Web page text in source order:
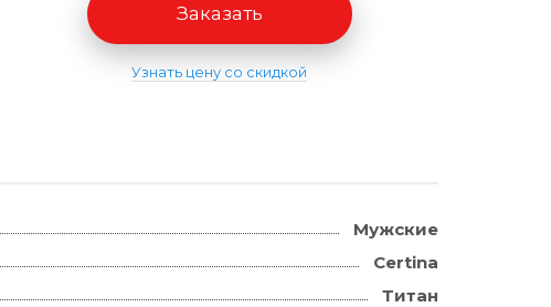
Заказать
Узнать цену со скидкой
Мужские
Certina
Титан